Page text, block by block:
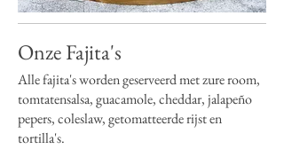
Onze Fajita's
Alle fajita's worden geserveerd met zure room,
tomtatensalsa, guacamole, cheddar, jalapeño
pepers, coleslaw, getomatteerde rijst en
tortilla's.